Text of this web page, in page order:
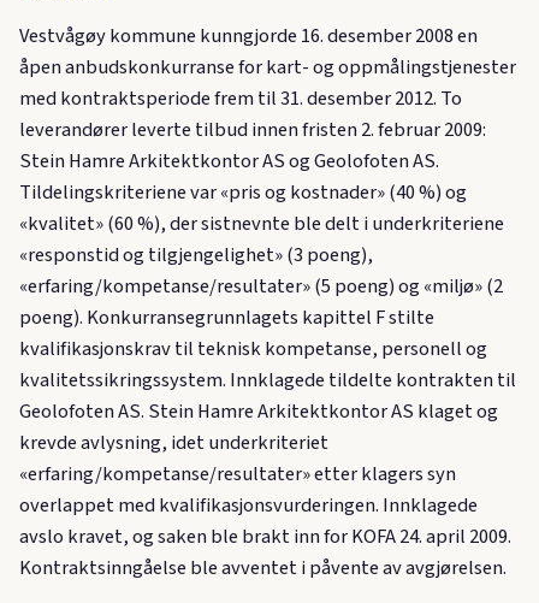
Vestvågøy kommune kunngjorde 16. desember 2008 en
åpen anbudskonkurranse for kart- og oppmålingstjenester
med kontraktsperiode frem til 31. desember 2012. To
leverandører leverte tilbud innen fristen 2. februar 2009:
Stein Hamre Arkitektkontor AS og Geolofoten AS.
Tildelingskriteriene var «pris og kostnader» (40 %) og
«kvalitet» (60 %), der sistnevnte ble delt i underkriteriene
«responstid og tilgjengelighet» (3 poeng),
«erfaring/kompetanse/resultater» (5 poeng) og «miljø» (2
poeng). Konkurransegrunnlagets kapittel F stilte
kvalifikasjonskrav til teknisk kompetanse, personell og
kvalitetssikringssystem. Innklagede tildelte kontrakten til
Geolofoten AS. Stein Hamre Arkitektkontor AS klaget og
krevde avlysning, idet underkriteriet
«erfaring/kompetanse/resultater» etter klagers syn
overlappet med kvalifikasjonsvurderingen. Innklagede
avslo kravet, og saken ble brakt inn for KOFA 24. april 2009.
Kontraktsinngåelse ble avventet i påvente av avgjørelsen.